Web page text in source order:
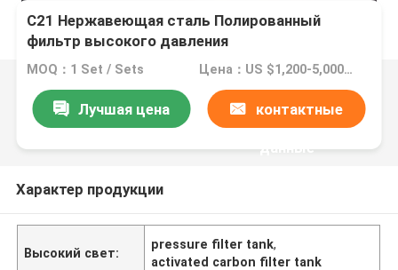
C21 Нержавеющая сталь Полированный
фильтр высокого давления
MOQ：1 Set / Sets Цена：US $1,200-5,000 / Sets | 1 Set/Sets (Min. Order)
Лучшая цена контактные
данные
Характер продукции
Высокий свет:
pressure filter tank,
activated carbon filter tank